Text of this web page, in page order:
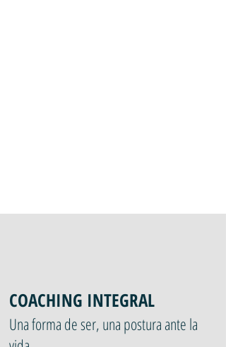
COACHING INTEGRAL
Una forma de ser, una postura ante la